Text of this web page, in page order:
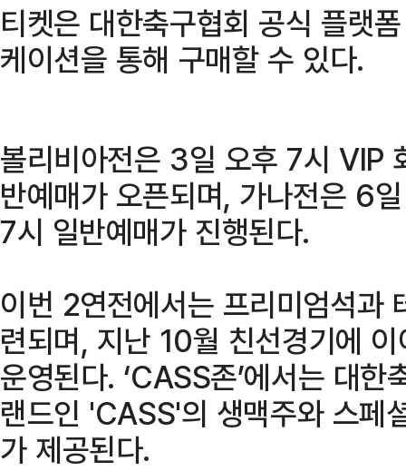
티켓은 대한축구협회 공식 플랫
케이션을 통해 구매할 수 있다.
볼리비아전은 3일 오후 7시 VIP
반예매가 오픈되며, 가나전은 6
7시 일반예매가 진행된다.
이번 2연전에서는 프리미엄석과
련되며, 지난 10월 친선경기에
운영된다. ‘CASS존’에서는 대
랜드인 'CASS'의 생맥주와 스페
가 제공된다.